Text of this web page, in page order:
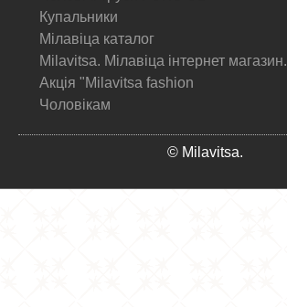
Купальники
Мілавіца каталог
Milavitsa. Мілавіца інтернет магазин.
Акція "Milavitsa fashion
Чоловікам
© Milavitsa.